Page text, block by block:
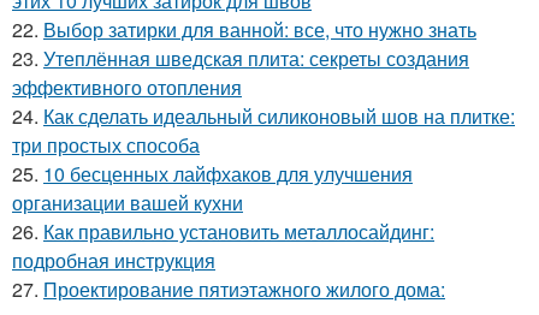
22. Выбор затирки для ванной: все, что нужно знать
23. Утеплённая шведская плита: секреты создания
эффективного отопления
24. Как сделать идеальный силиконовый шов на плитке:
три простых способа
25. 10 бесценных лайфхаков для улучшения
организации вашей кухни
26. Как правильно установить металлосайдинг:
подробная инструкция
27. Проектирование пятиэтажного жилого дома: